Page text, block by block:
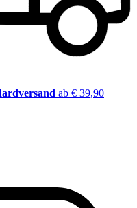
ab € 39,90